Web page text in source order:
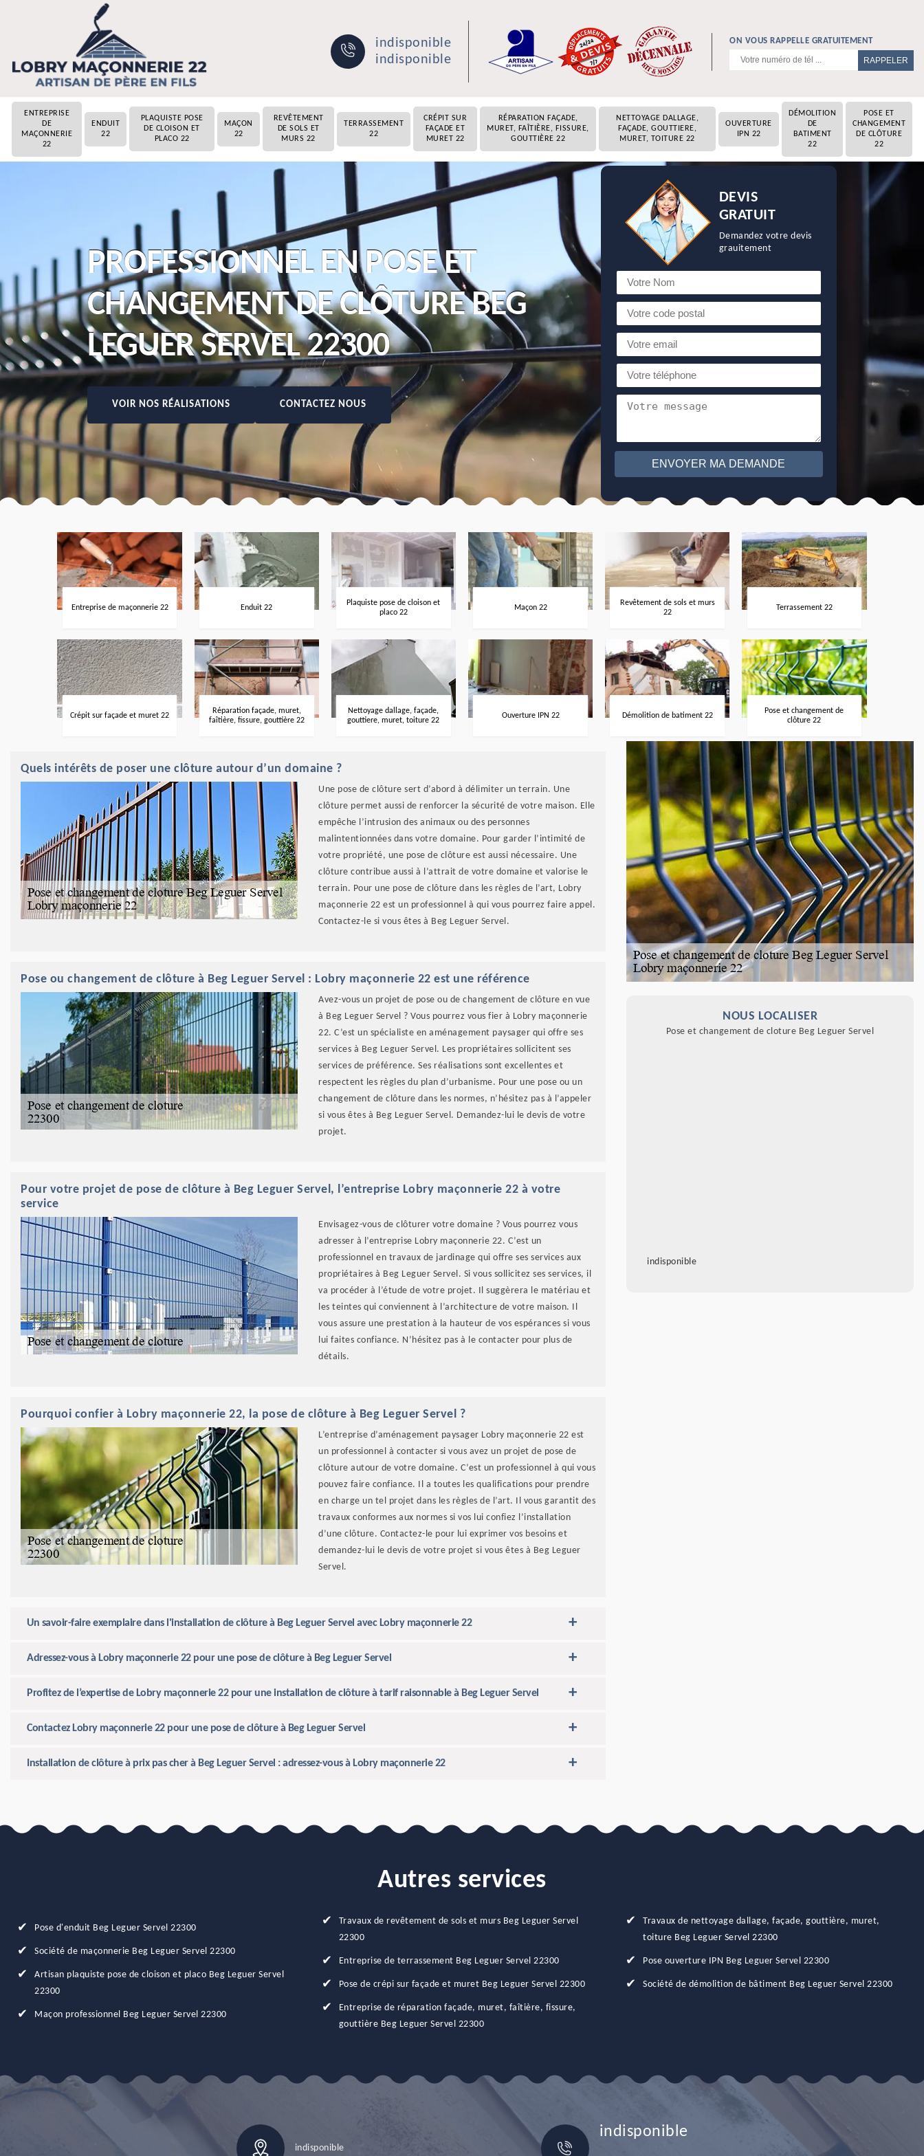
indisponible
indisponible
ON VOUS RAPPELLE GRATUITEMENT
ENTREPRISE
DE
MAÇONNERIE
22
ENDUIT
22
PLAQUISTE POSE
DE CLOISON ET
PLACO 22
MAÇON
22
REVÊTEMENT
DE SOLS ET
MURS 22
TERRASSEMENT
22
CRÉPIT SUR
FAÇADE ET
MURET 22
RÉPARATION FAÇADE,
MURET, FAÎTIÈRE, FISSURE,
GOUTTIÈRE 22
NETTOYAGE DALLAGE,
FAÇADE, GOUTTIERE,
MURET, TOITURE 22
OUVERTURE
IPN 22
DÉMOLITION
DE
BATIMENT
22
POSE ET
CHANGEMENT
DE CLÔTURE
22
PROFESSIONNEL EN POSE ET
CHANGEMENT DE CLÔTURE BEG
LEGUER SERVEL 22300
VOIR NOS RÉALISATIONS CONTACTEZ NOUS
DEVIS
GRATUIT
Demandez votre devis
grauitement
Entreprise de maçonnerie 22 Enduit 22
Plaquiste pose de cloison et
placo 22
Maçon 22
Revêtement de sols et murs
22
Terrassement 22
Crépit sur façade et muret 22
Réparation façade, muret,
faîtière, fissure, gouttière 22
Nettoyage dallage, façade,
gouttiere, muret, toiture 22
Ouverture IPN 22 Démolition de batiment 22
Pose et changement de
clôture 22
Quels intérêts de poser une clôture autour d’un domaine ?
Une pose de clôture sert d’abord à délimiter un terrain. Une
clôture permet aussi de renforcer la sécurité de votre maison. Elle
empêche l’intrusion des animaux ou des personnes
malintentionnées dans votre domaine. Pour garder l’intimité de
votre propriété, une pose de clôture est aussi nécessaire. Une
clôture contribue aussi à l’attrait de votre domaine et valorise le
terrain. Pour une pose de clôture dans les règles de l’art, Lobry
maçonnerie 22 est un professionnel à qui vous pourrez faire appel.
Contactez-le si vous êtes à Beg Leguer Servel.
Pose ou changement de clôture à Beg Leguer Servel : Lobry maçonnerie 22 est une référence
Avez-vous un projet de pose ou de changement de clôture en vue
à Beg Leguer Servel ? Vous pourrez vous fier à Lobry maçonnerie
22. C’est un spécialiste en aménagement paysager qui offre ses
services à Beg Leguer Servel. Les propriétaires sollicitent ses
services de préférence. Ses réalisations sont excellentes et
respectent les règles du plan d’urbanisme. Pour une pose ou un
changement de clôture dans les normes, n’hésitez pas à l’appeler
si vous êtes à Beg Leguer Servel. Demandez-lui le devis de votre
projet.
Pour votre projet de pose de clôture à Beg Leguer Servel, l’entreprise Lobry maçonnerie 22 à votre
service
Envisagez-vous de clôturer votre domaine ? Vous pourrez vous
adresser à l’entreprise Lobry maçonnerie 22. C’est un
professionnel en travaux de jardinage qui offre ses services aux
propriétaires à Beg Leguer Servel. Si vous sollicitez ses services, il
va procéder à l’étude de votre projet. Il suggèrera le matériau et
les teintes qui conviennent à l’architecture de votre maison. Il
vous assure une prestation à la hauteur de vos espérances si vous
lui faites confiance. N’hésitez pas à le contacter pour plus de
détails.
Pourquoi confier à Lobry maçonnerie 22, la pose de clôture à Beg Leguer Servel ?
L’entreprise d’aménagement paysager Lobry maçonnerie 22 est
un professionnel à contacter si vous avez un projet de pose de
clôture autour de votre domaine. C’est un professionnel à qui vous
pouvez faire confiance. Il a toutes les qualifications pour prendre
en charge un tel projet dans les règles de l’art. Il vous garantit des
travaux conformes aux normes si vos lui confiez l’installation
d’une clôture. Contactez-le pour lui exprimer vos besoins et
demandez-lui le devis de votre projet si vous êtes à Beg Leguer
Servel.
Un savoir-faire exemplaire dans l'installation de clôture à Beg Leguer Servel avec Lobry maçonnerie 22
Adressez-vous à Lobry maçonnerie 22 pour une pose de clôture à Beg Leguer Servel
Profitez de l’expertise de Lobry maçonnerie 22 pour une installation de clôture à tarif raisonnable à Beg Leguer Servel
Contactez Lobry maçonnerie 22 pour une pose de clôture à Beg Leguer Servel
Installation de clôture à prix pas cher à Beg Leguer Servel : adressez-vous à Lobry maçonnerie 22
NOUS LOCALISER
Pose et changement de cloture Beg Leguer Servel
indisponible
Autres services
Pose d'enduit Beg Leguer Servel 22300
Société de maçonnerie Beg Leguer Servel 22300
Artisan plaquiste pose de cloison et placo Beg Leguer Servel
22300
Maçon professionnel Beg Leguer Servel 22300
Travaux de revêtement de sols et murs Beg Leguer Servel
22300
Entreprise de terrassement Beg Leguer Servel 22300
Pose de crépi sur façade et muret Beg Leguer Servel 22300
Entreprise de réparation façade, muret, faîtière, fissure,
gouttière Beg Leguer Servel 22300
Travaux de nettoyage dallage, façade, gouttière, muret,
toiture Beg Leguer Servel 22300
Pose ouverture IPN Beg Leguer Servel 22300
Société de démolition de bâtiment Beg Leguer Servel 22300
indisponible
indisponible